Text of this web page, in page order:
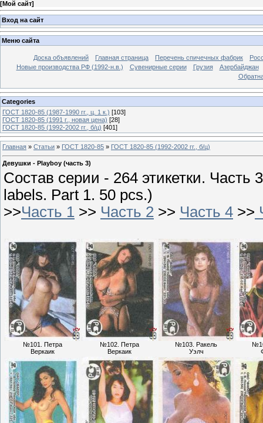
[Мой сайт]
Вход на сайт
Меню сайта
Доска объявлений Главная страница Перечень спичечных фабрик
Новые производства РФ (1992-н.в.)
Сувенирные серии Грузия
Азербайджан
Categories
ГОСТ 1820-85 (1987-1990 гг., ц. 1 к.) [103]
ГОСТ 1820-85 (1991 г., новая цена) [28]
ГОСТ 1820-85 (1992-2002 гг., б/ц) [401]
Главная » Статьи » ГОСТ 1820-85 » ГОСТ 1820-85 (1992-2002 гг., б/ц)
Девушки - Playboy (часть 3)
Состав серии - 264 этикетки.
labels. Part 1. 50 pcs.)
>>Часть 1 >> Часть 2 >> Часть 4 >>
№101. Петра
Веркаик
№102. Петра
Веркаик
№103. Ракель
Уэлч